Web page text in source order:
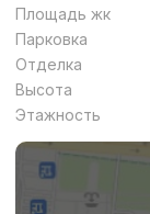
Площадь жк
Парковка
Отделка
Высота
Этажность